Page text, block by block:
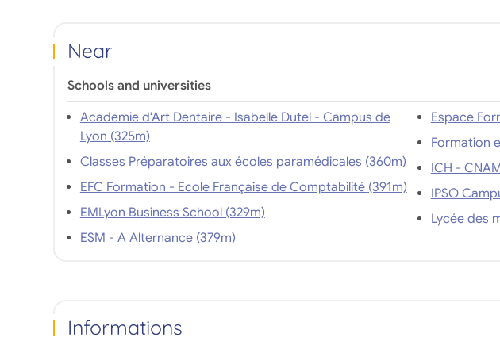
Near
Schools and universities
Academie d'Art Dentaire - Isabelle Dutel - Campus de
Lyon (325m)
Classes Préparatoires aux écoles paramédicales (360m)
EFC Formation - Ecole Française de Comptabilité (391m)
EMLyon Business School (329m)
ESM - A Alternance (379m)
Informations